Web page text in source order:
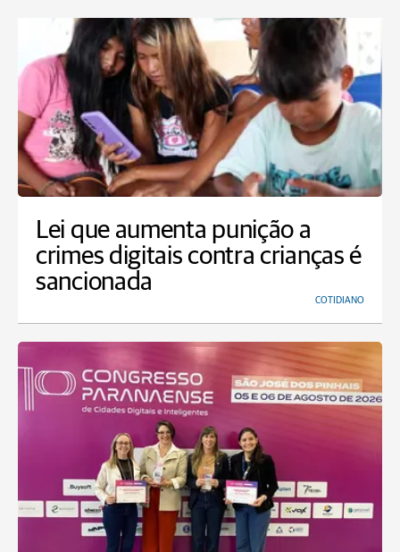
Lei que aumenta punição a
crimes digitais contra crianças é
sancionada
COTIDIANO